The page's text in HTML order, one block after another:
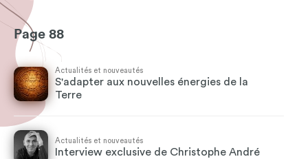
Page 88
Actualités et nouveautés
S'adapter aux nouvelles énergies de la
Terre
Actualités et nouveautés
Interview exclusive de Christophe André